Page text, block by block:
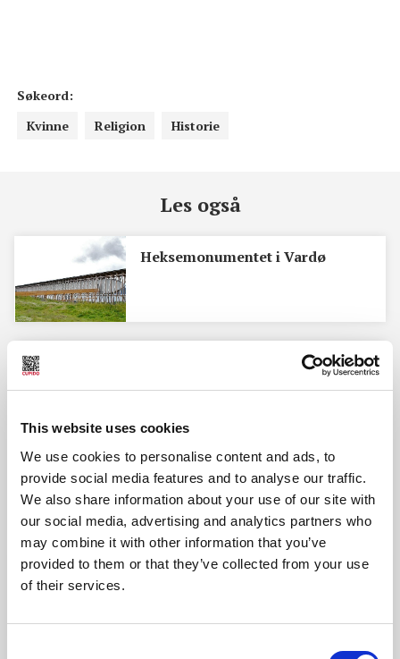
This website uses cookies
We use cookies to personalise content and ads, to
provide social media features and to analyse our traffic.
We also share information about your use of our site with
our social media, advertising and analytics partners who
may combine it with other information that you’ve
provided to them or that they’ve collected from your use
of their services.
Søkeord:
Kvinne
Religion Historie
Les også
Heksemonumentet i Vardø
Fra Cupido arkiv: Kvinnens
Frykten for den kvinnelige
seksualiteten
Heksesabbaten